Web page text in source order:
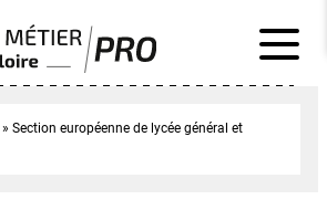
» Section européenne de lycée général et